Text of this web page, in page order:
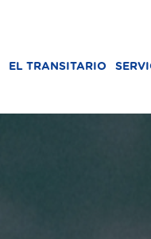
EL TRANSITARIO